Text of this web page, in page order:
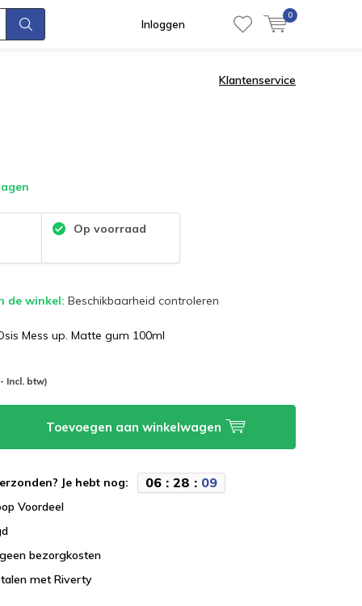
Inloggen
0
Klantenservice
Op voorraad
de winkel:Beschikbaarheid controleren
Mess up. Matte gum 100ml
Incl. btw)
Toevoegen aan winkelwagen
Je hebt nog: 06: 28 : 08
Voordeel
bezorgkosten
met Riverty